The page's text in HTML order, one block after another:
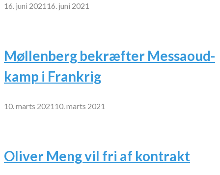
16. juni 2021 16. juni 2021
Møllenberg bekræfter Messaoud-
kamp i Frankrig
10. marts 2021 10. marts 2021
Oliver Meng vil fri af kontrakt